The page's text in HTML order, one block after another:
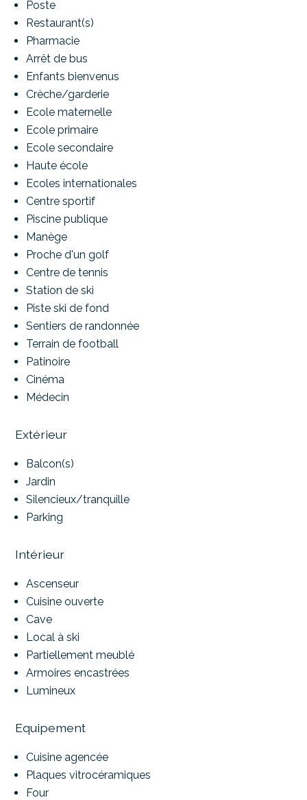
Poste
Restaurant(s)
Pharmacie
Arrêt de bus
Enfants bienvenus
Crèche/garderie
Ecole maternelle
Ecole primaire
Ecole secondaire
Haute école
Ecoles internationales
Centre sportif
Piscine publique
Manège
Proche d'un golf
Centre de tennis
Station de ski
Piste ski de fond
Sentiers de randonnée
Terrain de football
Patinoire
Cinéma
Médecin
Extérieur
Balcon(s)
Jardin
Silencieux/tranquille
Parking
Intérieur
Ascenseur
Cuisine ouverte
Cave
Local à ski
Partiellement meublé
Armoires encastrées
Lumineux
Equipement
Cuisine agencée
Plaques vitrocéramiques
Four